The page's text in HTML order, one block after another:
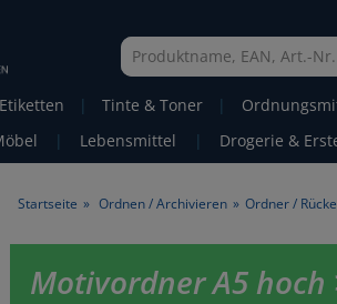
Etiketten | Tinte & Toner |
| Lebensmittel | Drogerie &
Startseite » Ordnen / Archivieren » Ordner /
Motivordner A5 hoch